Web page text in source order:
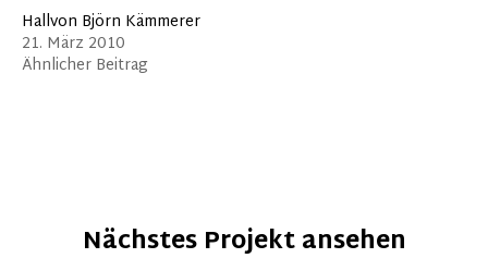
Hallvon Björn Kämmerer
21. März 2010
Ähnlicher Beitrag
Nächstes Projekt ansehen